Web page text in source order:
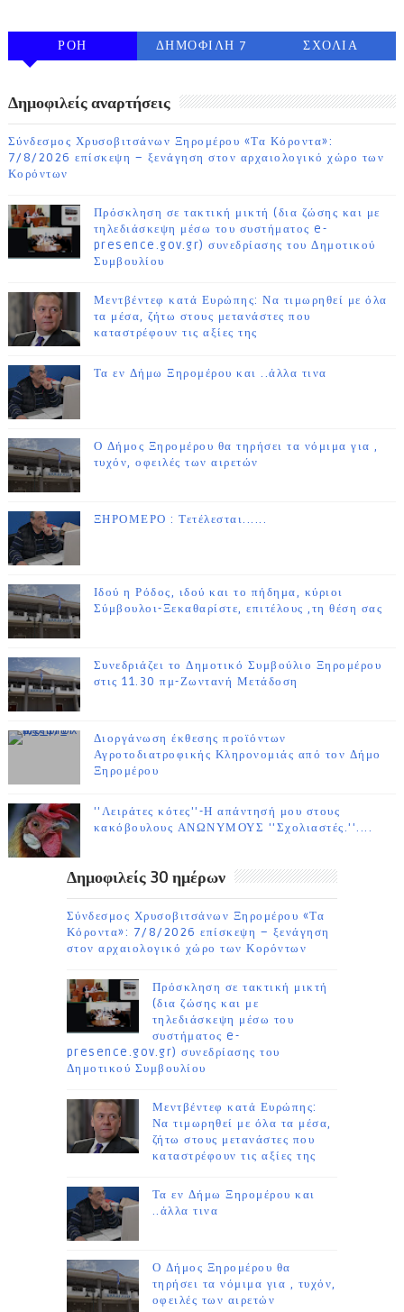
ΡΟΗ
ΔΗΜΟΦΙΛΗ 7
ΣΧΟΛΙΑ
Δημοφιλείς αναρτήσεις
Σύνδεσμος Χρυσοβιτσάνων Ξηρομέρου «Τα Κόροντα»:
7/8/2026 επίσκεψη – ξενάγηση στον αρχαιολογικό χώρο των
Κορόντων
Πρόσκληση σε τακτική μικτή (δια ζώσης και με
τηλεδιάσκεψη μέσω του συστήματος e-
presence.gov.gr) συνεδρίασης του Δημοτικού
Συμβουλίου
Μεντβέντεφ κατά Ευρώπης: Να τιμωρηθεί με όλα
τα μέσα, ζήτω στους μετανάστες που
καταστρέφουν τις αξίες της
Τα εν Δήμω Ξηρομέρου και ..άλλα τινα
Ο Δήμος Ξηρομέρου θα τηρήσει τα νόμιμα για ,
τυχόν, οφειλές των αιρετών
ΞΗΡΟΜΕΡΟ : Τετέλεσται......
Ιδού η Ρόδος, ιδού και το πήδημα, κύριοι
Σύμβουλοι-Ξεκαθαρίστε, επιτέλους ,τη θέση σας
Συνεδριάζει το Δημοτικό Συμβούλιο Ξηρομέρου
στις 11.30 πμ-Ζωντανή Μετάδοση
Διοργάνωση έκθεσης προϊόντων
Αγροτοδιατροφικής Κληρονομιάς από τον Δήμο
Ξηρομέρου
''Λειράτες κότες''-Η απάντησή μου στους
κακόβουλους ΑΝΩΝΥΜΟΥΣ ''Σχολιαστές.''....
Δημοφιλείς 30 ημέρων
Σύνδεσμος Χρυσοβιτσάνων Ξηρομέρου «Τα
Κόροντα»: 7/8/2026 επίσκεψη – ξενάγηση
στον αρχαιολογικό χώρο των Κορόντων
Πρόσκληση σε τακτική μικτή
(δια ζώσης και με
τηλεδιάσκεψη μέσω του
συστήματος e-
presence.gov.gr) συνεδρίασης του
Δημοτικού Συμβουλίου
Μεντβέντεφ κατά Ευρώπης:
Να τιμωρηθεί με όλα τα μέσα,
ζήτω στους μετανάστες που
καταστρέφουν τις αξίες της
Τα εν Δήμω Ξηρομέρου και
..άλλα τινα
Ο Δήμος Ξηρομέρου θα
τηρήσει τα νόμιμα για , τυχόν,
οφειλές των αιρετών